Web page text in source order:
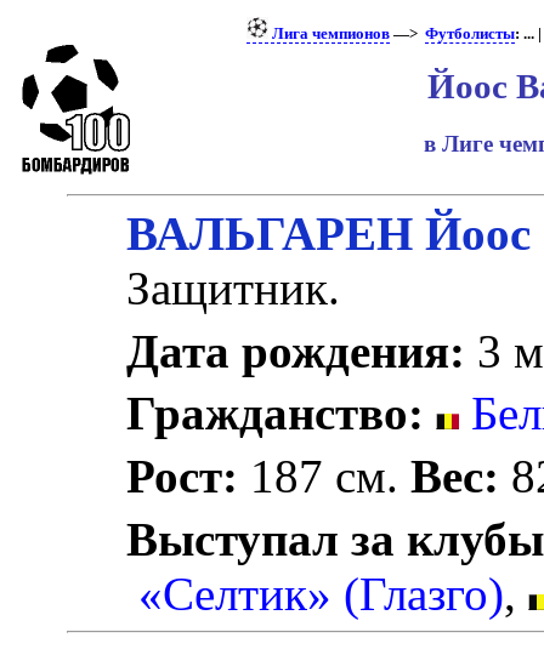
Лига чемпионов—> Футболисты: ... |
Йоос
в Лиге
ВАЛЬГАРЕН Йоос
Защитник.
Дата рождения: 3
Гражданство:
Рост: 187 см.Вес:
Выступал за
«Селтик» (Глазго),